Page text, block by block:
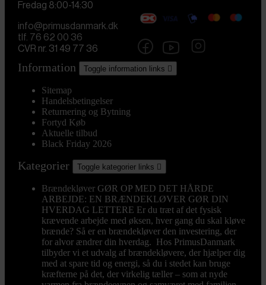
Fredag 8:00-14:30
info@primusdanmark.dk
tlf. 76 62 00 36
CVR nr. 31 49 77 36
Information Toggle information links 
Sitemap
Handelsbetingelser
Returnering og Bytning
Fortyd Køb
Aktuelle tilbud
Black Friday 2026
Kategorier Toggle kategorier links 
Brændekløver GØR OP MED DET HÅRDE
ARBEJDE: EN BRÆNDEKLØVER GØR DIN
HVERDAG LETTERE Er du træt af det fysisk
krævende arbejde med øksen, hver gang du skal kløve
brænde? Så er en brændekløver den investering, der
for alvor ændrer din hverdag. Hos PrimusDanmark
tilbyder vi et udvalg af brændekløvere, der hjælper dig
med at spare tid og energi, så du i stedet kan bruge
kræfterne på det, der virkelig tæller – som at nyde